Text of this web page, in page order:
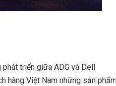
triển giữa ADG và Dell
hàng Việt Nam những sản